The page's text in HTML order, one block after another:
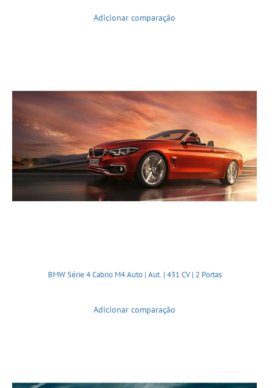
Adicionar comparação
BMW Série 4 Cabrio M4 Auto | Aut. | 431 CV | 2 Portas
Adicionar comparação